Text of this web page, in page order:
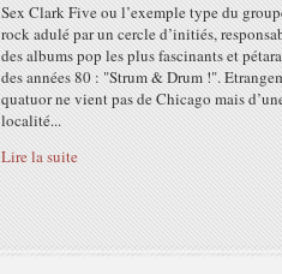
Sex Clark Five ou l’exemple type du
rock adulé par un cercle d’initiés,
des albums pop les plus fascinants et
des années 80 : "Strum & Drum !".
quatuor ne vient pas de Chicago mais
localité...
Lire la suite